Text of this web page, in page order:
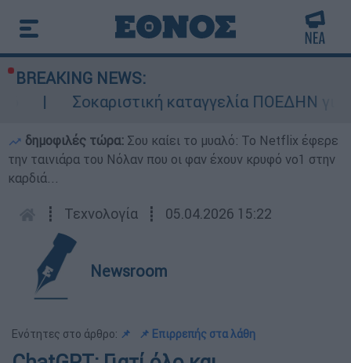
BREAKING NEWS:
Σοκαριστική καταγγελία ΠΟΕΔΗΝ για
δημοφιλές τώρα: Σου καίει το μυαλό: Το Netflix έφερε
την ταινιάρα του Νόλαν που οι φαν έχουν κρυφό νο1 στην
καρδιά...
┋ Τεχνολογία ┋ 05.04.2026 15:22
Newsroom
Ενότητες στο άρθρο: 📌 📌 Επιρρεπής στα λάθη